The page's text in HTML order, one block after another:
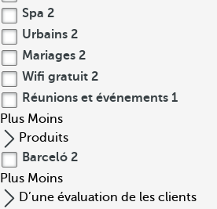
Spa 2
Urbains 2
Mariages 2
Wifi gratuit 2
Réunions et événements 1
Plus Moins
Produits
Barceló 2
Plus Moins
D’une évaluation de les clients